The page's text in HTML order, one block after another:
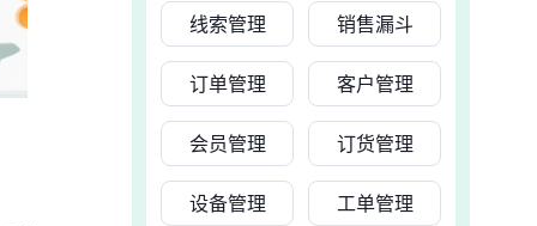
线索管理 销售漏斗
订单管理 客户管理
会员管理 订货管理
设备管理 工单管理